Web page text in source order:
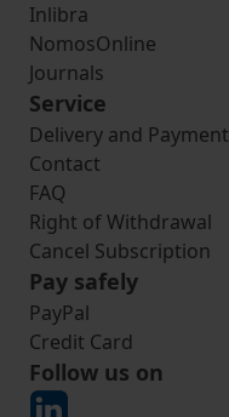
Inlibra
NomosOnline
Journals
Service
Delivery and Payment
Contact
FAQ
Right of Withdrawal
Cancel Subscription
Pay safely
PayPal
Credit Card
Follow us on